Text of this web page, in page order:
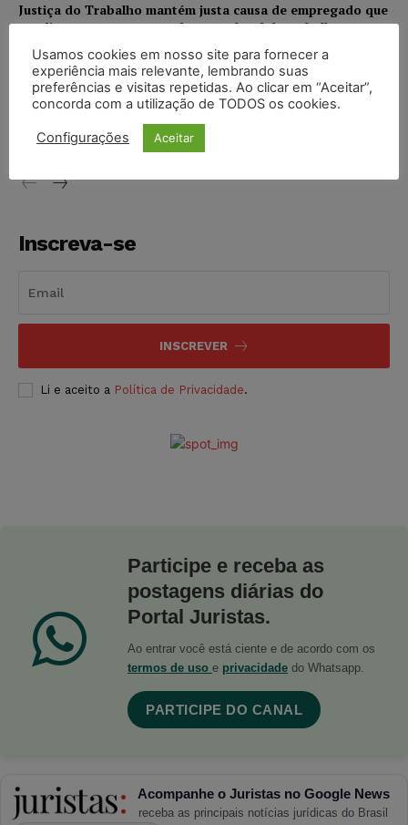
Justiça do Trabalho mantém justa causa de empregado que
vendia canetas emagrecedoras no local de trabalho
NOTÍCIAS 07/08/2026
Justiça de SP decreta prisão de suspeito investigado na
morte de advogado
NOTÍCIAS 07/08/2026
Inscreva-se
INSCREVER
Li e aceito a Política de Privacidade.
Participe e receba as
postagens diárias do
Portal Juristas.
Ao entrar você está ciente e de acordo com os
termos de uso e privacidade do Whatsapp.
PARTICIPE DO CANAL
Acompanhe o Juristas no Google News
receba as principais notícias jurídicas do Brasil
Usamos cookies em nosso site para fornecer a
experiência mais relevante, lembrando suas
preferências e visitas repetidas. Ao clicar em “Aceitar”,
concorda com a utilização de TODOS os cookies.
Configurações Aceitar